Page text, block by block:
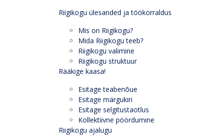
Riigikogu ülesanded ja töökorraldus
Mis on Riigikogu?
Mida Riigikogu teeb?
Riigikogu valimine
Riigikogu struktuur
Rääkige kaasa!
Esitage teabenõue
Esitage märgukiri
Esitage selgitustaotlus
Kollektiivne pöördumine
Riigikogu ajalugu